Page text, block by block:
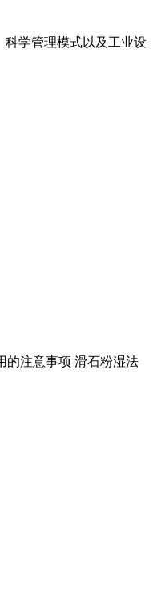
科学管理模式以及工业设
的注意事项 滑石粉湿法